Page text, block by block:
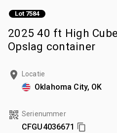
Lot 7584
2025 40 ft High
Opslag container
Locatie
Oklahoma City, OK
Serienummer
CFGU4036671